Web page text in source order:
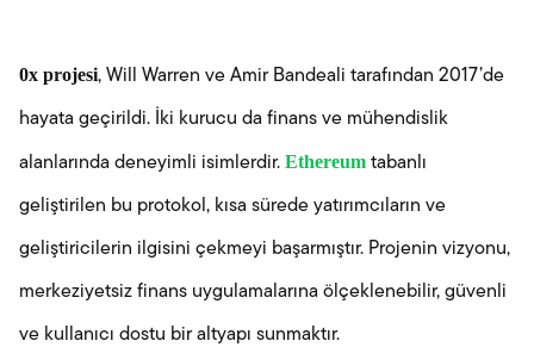
0x projesi, Will Warren ve Amir Bandeali tarafından 2017’de
hayata geçirildi. İki kurucu da finans ve mühendislik
alanlarında deneyimli isimlerdir. Ethereum tabanlı
geliştirilen bu protokol, kısa sürede yatırımcıların ve
geliştiricilerin ilgisini çekmeyi başarmıştır. Projenin vizyonu,
merkeziyetsiz finans uygulamalarına ölçeklenebilir, güvenli
ve kullanıcı dostu bir altyapı sunmaktır.